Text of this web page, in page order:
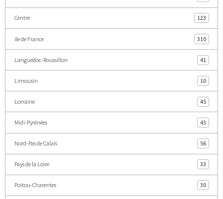
Centre 123
Ile de France 310
Languedoc-Roussillon 41
Limousin 10
Lorraine 45
Midi-Pyrénées 43
Nord-Pas de Calais 56
Pays de la Loire 33
Poitou-Charentes 30